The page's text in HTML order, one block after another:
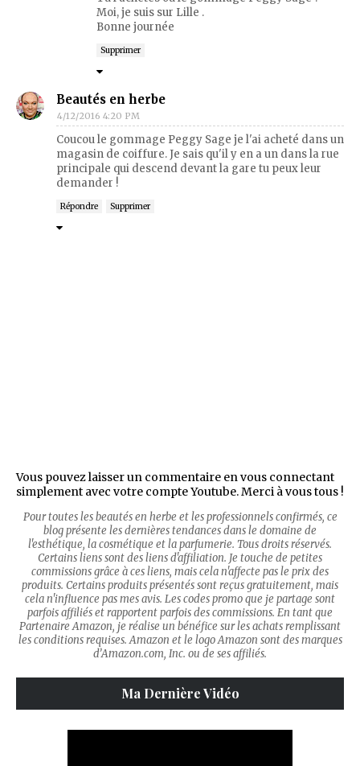
Moi, je suis sur Lille .
Bonne journée
Supprimer
Beautés en herbe
4/12/2016 4:20 PM
Coucou le gommage Peggy Sage je l'ai acheté dans un
magasin de coiffure. Je sais qu'il y en a un dans la rue
principale qui descend devant la gare tu peux leur
demander !
Répondre Supprimer
Vous pouvez laisser un commentaire en vous connectant
simplement avec votre compte Youtube. Merci à vous tous !
Pour toutes les beautés en herbe et les professionnels confirmés, ce
blog présente les dernières tendances dans le domaine de
l'esthétique, la cosmétique et la parfumerie. Tous droits réservés.
Certains liens sont des liens d'affiliation. Je touche de petites
commissions grâce à ces liens, mais cela n'affecte pas le prix des
produits. Certains produits présentés sont reçus gratuitement, mais
cela n'influence pas mes avis. Les codes promo que je partage sont
parfois affiliés et rapportent parfois des commissions. En tant que
Partenaire Amazon, je réalise un bénéfice sur les achats remplissant
les conditions requises. Amazon et le logo Amazon sont des marques
d’Amazon.com, Inc. ou de ses affiliés.
Ma Dernière Vidéo